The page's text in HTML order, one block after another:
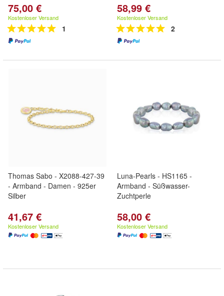
75,00 €
Kostenloser Versand
1
58,99 €
Kostenloser Versand
2
Thomas Sabo - X2088-427-39
- Armband - Damen - 925er
Silber
41,67 €
Kostenloser Versand
Luna-Pearls - HS1165 -
Armband - Süßwasser-
Zuchtperle
58,00 €
Kostenloser Versand